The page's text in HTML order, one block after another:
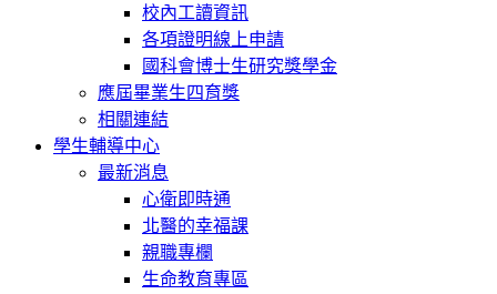
校內工讀資訊
各項證明線上申請
國科會博士生研究獎學金
應屆畢業生四育獎
相關連結
學生輔導中心
最新消息
心衛即時通
北醫的幸福課
親職專欄
生命教育專區